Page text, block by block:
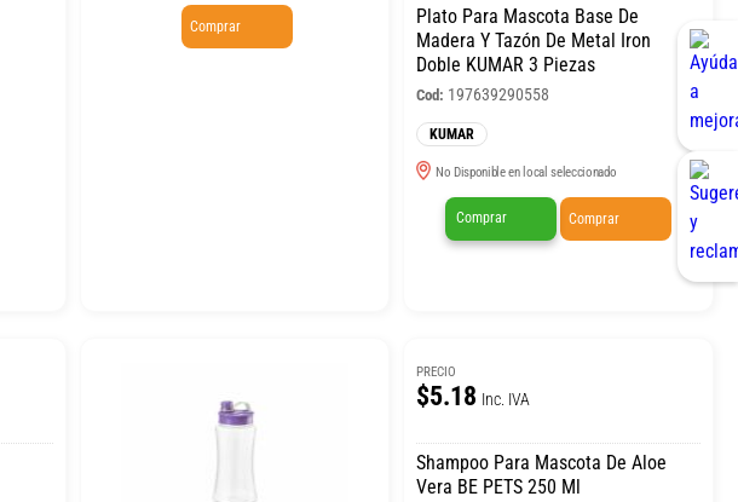
Comprar
Plato Para Mascota Base De
Madera Y Tazón De Metal Iron
Doble KUMAR 3 Piezas
Cod: 197639290558
KUMAR
No Disponible en local seleccionado
Comprar Comprar
PRECIO
$5.18 Inc. IVA
Shampoo Para Mascota De Aloe
Vera BE PETS 250 Ml